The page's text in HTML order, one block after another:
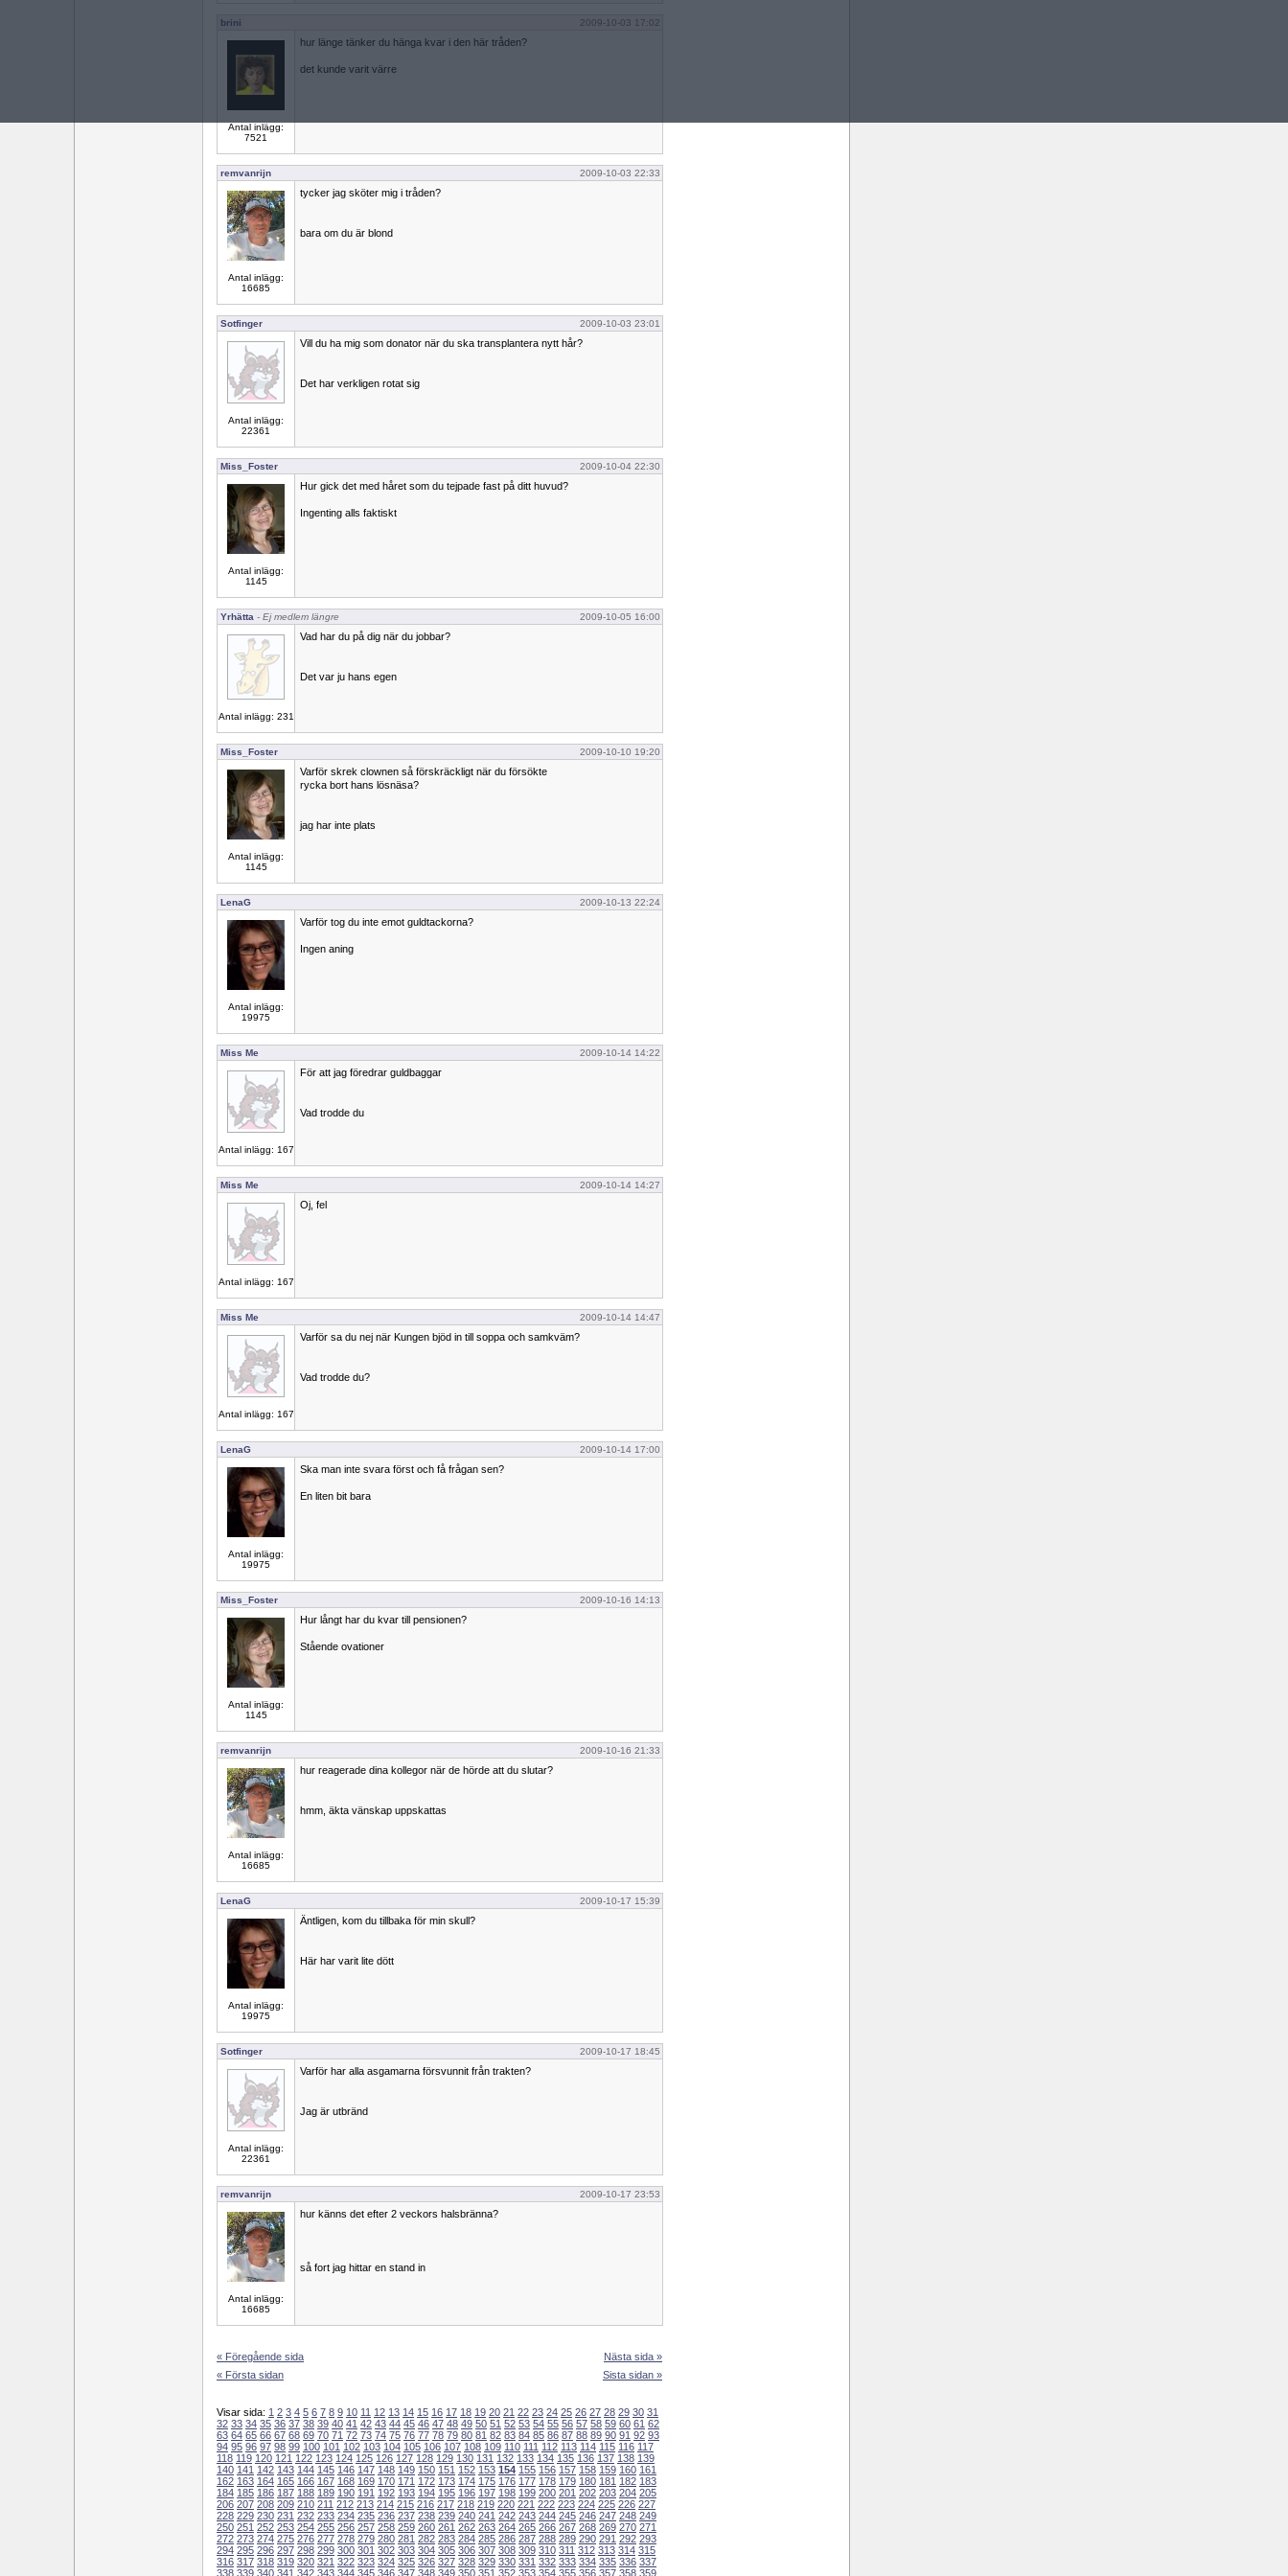
brini 2009-10-03 17:02
Antal inlägg:
7521
hur länge tänker du hänga kvar i den här tråden?
det kunde varit värre
remvanrijn 2009-10-03 22:33
Antal inlägg:
16685
tycker jag sköter mig i tråden?
bara om du är blond
Sotfinger 2009-10-03 23:01
Antal inlägg:
22361
Vill du ha mig som donator när du ska transplantera nytt hår?
Det har verkligen rotat sig
Miss_Foster 2009-10-04 22:30
Antal inlägg:
1145
Hur gick det med håret som du tejpade fast på ditt huvud?
Ingenting alls faktiskt
Yrhätta - Ej medlem längre 2009-10-05 16:00
Antal inlägg: 231
Vad har du på dig när du jobbar?
Det var ju hans egen
Miss_Foster 2009-10-10 19:20
Antal inlägg:
1145
Varför skrek clownen så förskräckligt när du försökte
rycka bort hans lösnäsa?
jag har inte plats
LenaG 2009-10-13 22:24
Antal inlägg:
19975
Varför tog du inte emot guldtackorna?
Ingen aning
Miss Me 2009-10-14 14:22
Antal inlägg: 167
För att jag föredrar guldbaggar
Vad trodde du
Miss Me 2009-10-14 14:27
Antal inlägg: 167
Oj, fel
Miss Me 2009-10-14 14:47
Antal inlägg: 167
Varför sa du nej när Kungen bjöd in till soppa och samkväm?
Vad trodde du?
LenaG 2009-10-14 17:00
Antal inlägg:
19975
Ska man inte svara först och få frågan sen?
En liten bit bara
Miss_Foster 2009-10-16 14:13
Antal inlägg:
1145
Hur långt har du kvar till pensionen?
Stående ovationer
remvanrijn 2009-10-16 21:33
Antal inlägg:
16685
hur reagerade dina kollegor när de hörde att du slutar?
hmm, äkta vänskap uppskattas
LenaG 2009-10-17 15:39
Antal inlägg:
19975
Äntligen, kom du tillbaka för min skull?
Här har varit lite dött
Sotfinger 2009-10-17 18:45
Antal inlägg:
22361
Varför har alla asgamarna försvunnit från trakten?
Jag är utbränd
remvanrijn 2009-10-17 23:53
Antal inlägg:
16685
hur känns det efter 2 veckors halsbränna?
så fort jag hittar en stand in
« Föregående sida
« Första sidan
Nästa sida »
Sista sidan »
Visar sida: 1 2 3 4 5 6 7 8 9 10 11 12 13 14 15 16 17 18 19 20 21 22 23 24 25 26 27 28 29 30 31
32 33 34 35 36 37 38 39 40 41 42 43 44 45 46 47 48 49 50 51 52 53 54 55 56 57 58 59 60 61 62
63 64 65 66 67 68 69 70 71 72 73 74 75 76 77 78 79 80 81 82 83 84 85 86 87 88 89 90 91 92 93
94 95 96 97 98 99 100 101 102 103 104 105 106 107 108 109 110 111 112 113 114 115 116 117
118 119 120 121 122 123 124 125 126 127 128 129 130 131 132 133 134 135 136 137 138 139
140 141 142 143 144 145 146 147 148 149 150 151 152 153 154 155 156 157 158 159 160 161
162 163 164 165 166 167 168 169 170 171 172 173 174 175 176 177 178 179 180 181 182 183
184 185 186 187 188 189 190 191 192 193 194 195 196 197 198 199 200 201 202 203 204 205
206 207 208 209 210 211 212 213 214 215 216 217 218 219 220 221 222 223 224 225 226 227
228 229 230 231 232 233 234 235 236 237 238 239 240 241 242 243 244 245 246 247 248 249
250 251 252 253 254 255 256 257 258 259 260 261 262 263 264 265 266 267 268 269 270 271
272 273 274 275 276 277 278 279 280 281 282 283 284 285 286 287 288 289 290 291 292 293
294 295 296 297 298 299 300 301 302 303 304 305 306 307 308 309 310 311 312 313 314 315
316 317 318 319 320 321 322 323 324 325 326 327 328 329 330 331 332 333 334 335 336 337
338 339 340 341 342 343 344 345 346 347 348 349 350 351 352 353 354 355 356 357 358 359